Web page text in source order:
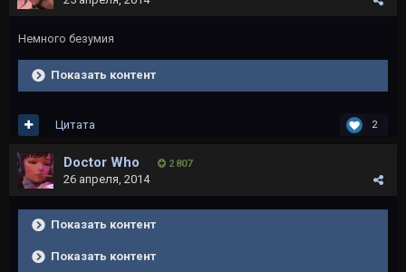
Немного безумия
Показать контент
2
Цитата
Doctor Who 2 807
26 апреля, 2014
Показать контент
Показать контент